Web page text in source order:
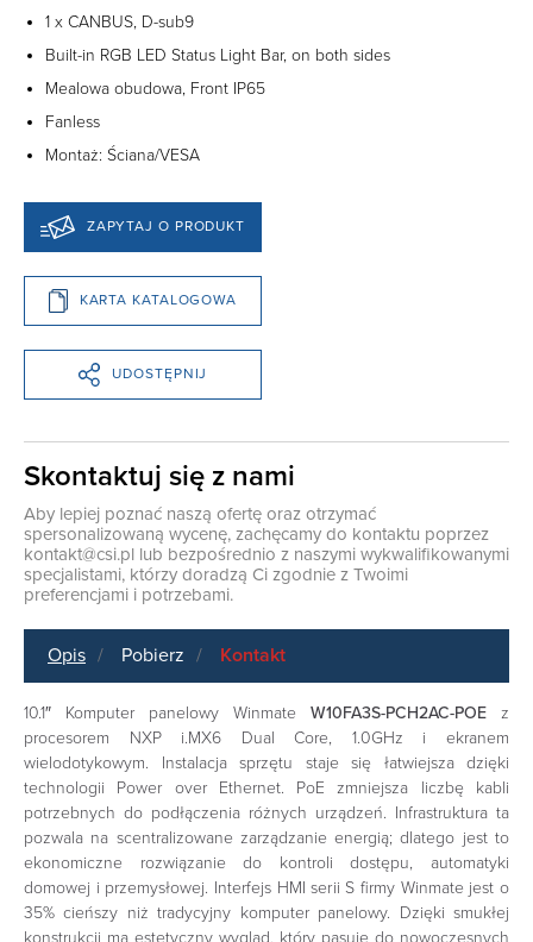
1 x CANBUS, D-sub9
Built-in RGB LED Status Light Bar, on both sides
Mealowa obudowa, Front IP65
Fanless
Montaż: Ściana/VESA
ZAPYTAJ O PRODUKT
KARTA KATALOGOWA
UDOSTĘPNIJ
Skontaktuj się z nami
Aby lepiej poznać naszą ofertę oraz otrzymać
spersonalizowaną wycenę, zachęcamy do kontaktu poprzez
kontakt@csi.pl lub bezpośrednio z naszymi wykwalifikowanymi
specjalistami, którzy doradzą Ci zgodnie z Twoimi
preferencjami i potrzebami.
Opis Pobierz Kontakt
10.1″ Komputer panelowy Winmate W10FA3S-PCH2AC-POE z
procesorem NXP i.MX6 Dual Core, 1.0GHz i ekranem
wielodotykowym. Instalacja sprzętu staje się łatwiejsza dzięki
technologii Power over Ethernet. PoE zmniejsza liczbę kabli
potrzebnych do podłączenia różnych urządzeń. Infrastruktura ta
pozwala na scentralizowane zarządzanie energią; dlatego jest to
ekonomiczne rozwiązanie do kontroli dostępu, automatyki
domowej i przemysłowej. Interfejs HMI serii S firmy Winmate jest o
35% cieńszy niż tradycyjny komputer panelowy. Dzięki smukłej
konstrukcji ma estetyczny wygląd, który pasuje do nowoczesnych